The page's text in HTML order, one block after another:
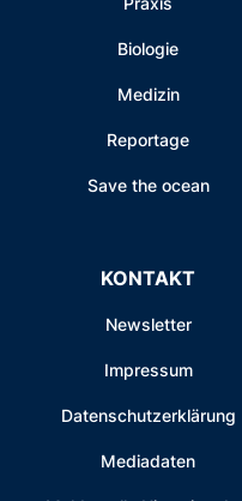
Biologie
Medizin
Reportage
Save the ocean
KONTAKT
Newsletter
Impressum
Datenschutzerklärung
Mediadaten